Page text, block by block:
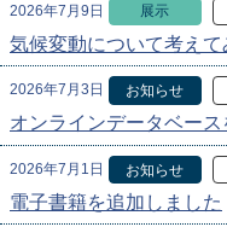
2026年7月9日 展示
気候変動について考えて
2026年7月3日 お知らせ
オンラインデータベー
2026年7月1日 お知らせ
電子書籍を追加しました